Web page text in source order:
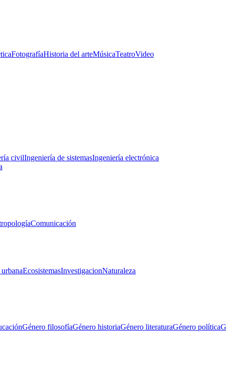
FotografíaHistoria del arteMúsicaTeatroVideo
civilIngeniería de sistemasIngeniería electrónica
Comunicación
EcosistemasInvestigacionNaturaleza
Género filosofíaGénero historiaGénero literaturaGénero política